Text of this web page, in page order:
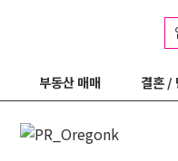
부동산 매매 결혼 /